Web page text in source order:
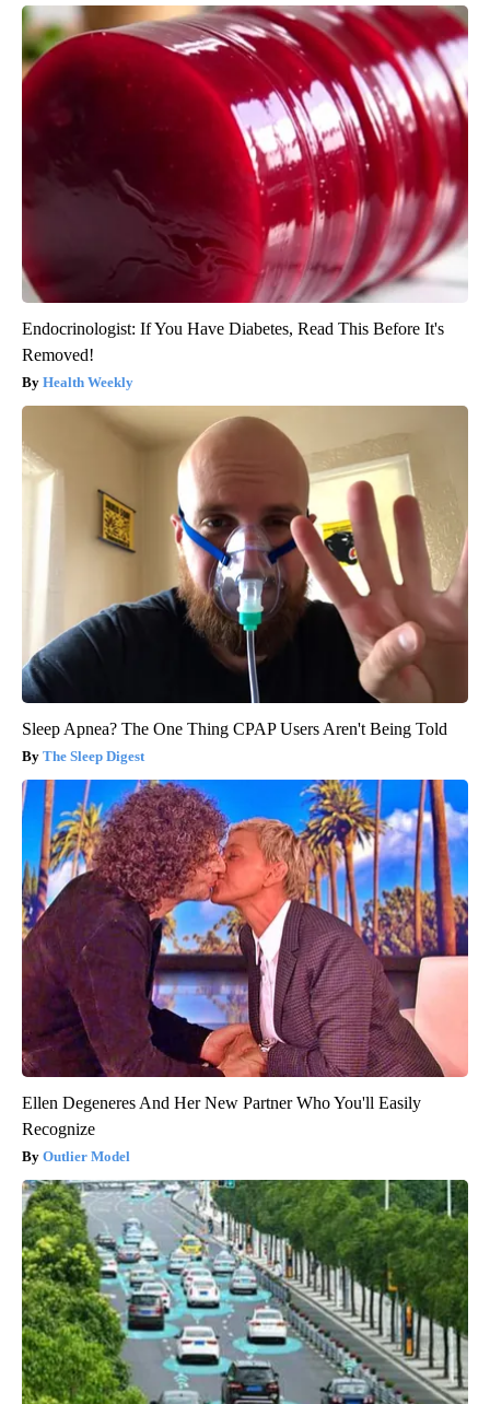
Endocrinologist: If You Have Diabetes, Read This Before It's
Removed!
Health Weekly
Sleep Apnea? The One Thing CPAP Users Aren't Being Told
The Sleep Digest
Ellen Degeneres And Her New Partner Who You'll Easily
Recognize
Outlier Model